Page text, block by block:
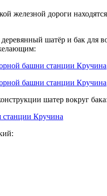
железной дороги
шатёр и бак для
шатер вокруг